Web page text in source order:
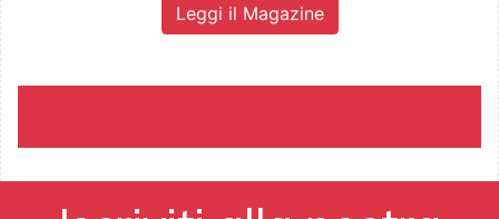
Leggi il Magazine